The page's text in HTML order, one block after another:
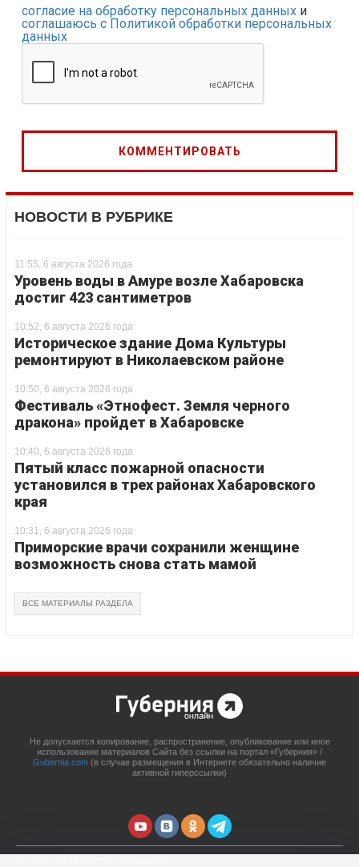
согласие на обработку персональных данных и
соглашаюсь с Политикой обработки персональных
данных
НОВОСТИ В РУБРИКЕ
11:55, 6 августа 2026 года
Уровень воды в Амуре возле Хабаровска
достиг 423 сантиметров
10:52, 6 августа 2026 года
Историческое здание Дома Культуры
ремонтируют в Николаевском районе
10:50, 6 августа 2026 года
Фестиваль «Этнофест. Земля черного
дракона» пройдет в Хабаровске
10:40, 6 августа 2026 года
Пятый класс пожарной опасности
установился в трех районах Хабаровского
края
10:31, 6 августа 2026 года
Приморские врачи сохранили женщине
возможность снова стать мамой
ВСЕ МАТЕРИАЛЫ РАЗДЕЛА
Не допускается копирование, распространение, опубликование или иное
использование материалов Сайта без ссылки на портал «Губерния» /
Gubernia.com (в случае размещения в Интернете обязательно наличие
активной гиперссылки)